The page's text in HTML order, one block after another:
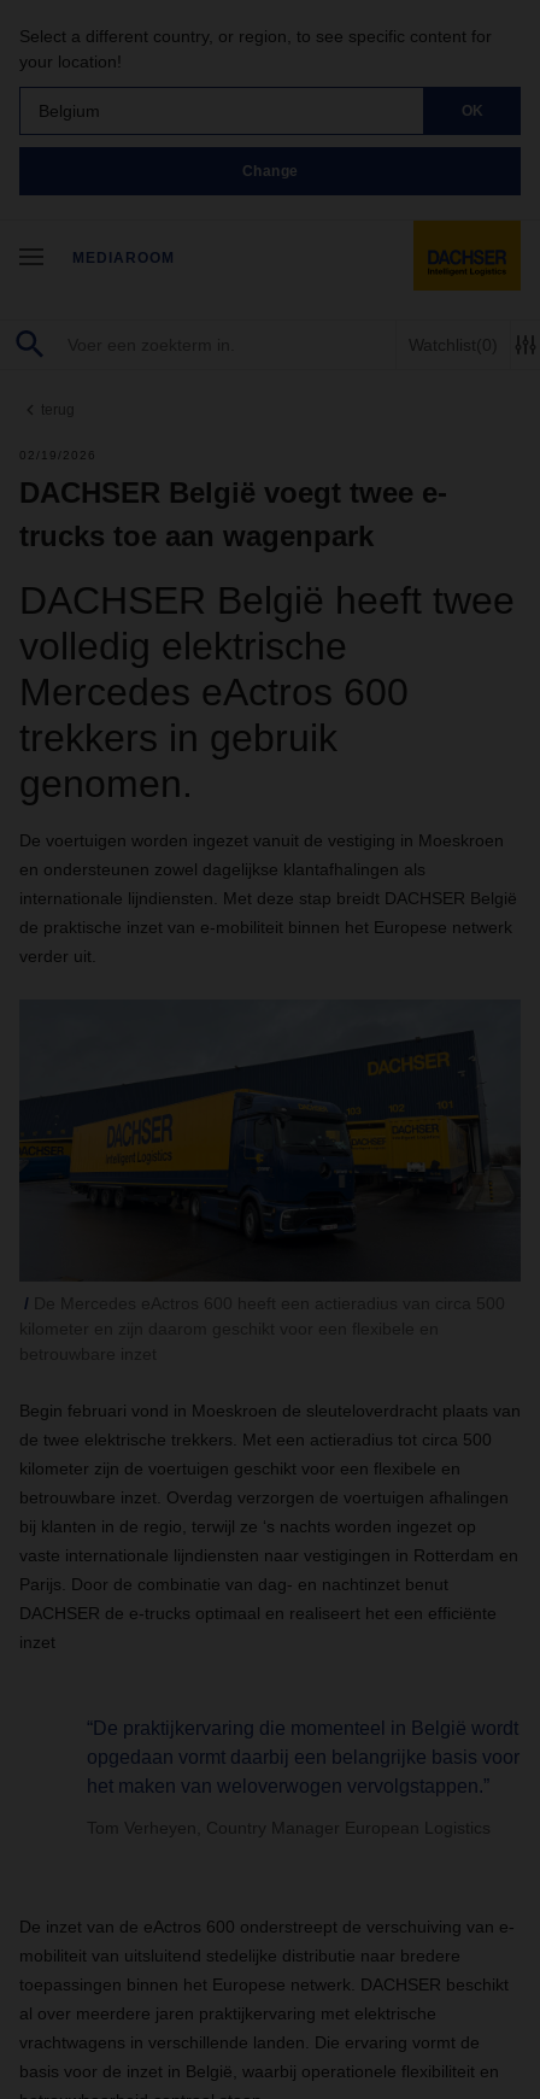
Select a different country, or region, to see specific content for
your location!
Belgium OK
Change
MEDIAROOM
Watchlist(0)
terug
02/19/2026
DACHSER België voegt twee e-
trucks toe aan wagenpark
DACHSER België heeft twee
volledig elektrische
Mercedes eActros 600
trekkers in gebruik
genomen.
De voertuigen worden ingezet vanuit de vestiging in Moeskroen
en ondersteunen zowel dagelijkse klantafhalingen als
internationale lijndiensten. Met deze stap breidt DACHSER België
de praktische inzet van e-mobiliteit binnen het Europese netwerk
verder uit.
Begin februari vond in Moeskroen de sleuteloverdracht plaats van
de twee elektrische trekkers. Met een actieradius tot circa 500
kilometer zijn de voertuigen geschikt voor een flexibele en
betrouwbare inzet. Overdag verzorgen de voertuigen afhalingen
bij klanten in de regio, terwijl ze ‘s nachts worden ingezet op
vaste internationale lijndiensten naar vestigingen in Rotterdam en
Parijs. Door de combinatie van dag- en nachtinzet benut
DACHSER de e-trucks optimaal en realiseert het een efficiënte
inzet
“De praktijkervaring die momenteel in België wordt
opgedaan vormt daarbij een belangrijke basis voor
het maken van weloverwogen vervolgstappen.”
Tom Verheyen, Country Manager European Logistics
De inzet van de eActros 600 onderstreept de verschuiving van e-
mobiliteit van uitsluitend stedelijke distributie naar bredere
toepassingen binnen het Europese netwerk. DACHSER beschikt
al over meerdere jaren praktijkervaring met elektrische
vrachtwagens in verschillende landen. Die ervaring vormt de
basis voor de inzet in België, waarbij operationele flexibiliteit en